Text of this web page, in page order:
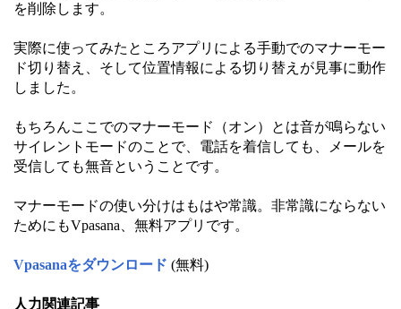
を削除します。
実際に使ってみたところアプリによる手動でのマナーモー
ド切り替え、そして位置情報による切り替えが見事に動作
しました。
もちろんここでのマナーモード（オン）とは音が鳴らない
サイレントモードのことで、電話を着信しても、メールを
受信しても無音ということです。
マナーモードの使い分けはもはや常識。非常識にならない
ためにもVpasana、無料アプリです。
Vpasanaをダウンロード (無料)
人力関連記事